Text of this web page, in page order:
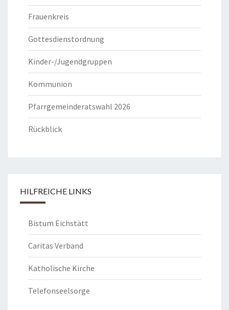
Frauenkreis
Gottesdienstordnung
Kinder-/Jugendgruppen
Kommunion
Pfarrgemeinderatswahl 2026
Rückblick
HILFREICHE LINKS
Bistum Eichstätt
Caritas Verband
Katholische Kirche
Telefonseelsorge